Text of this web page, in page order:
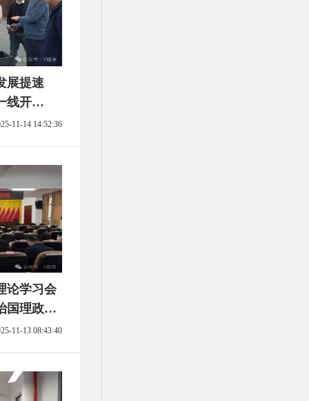
展提速
线开
题调研
11-14 14:52:36
论学习会
国理政》
11-13 08:43:40